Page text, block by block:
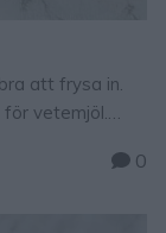
att frysa in.
vetemjöl.
1/2 tsk
fetthalt)
0